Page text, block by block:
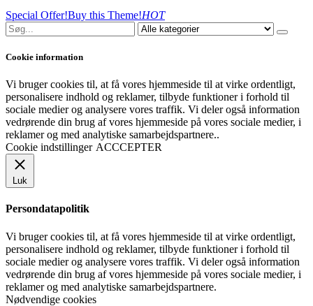
Special Offer!Buy this Theme!HOT
Cookie information
Vi bruger cookies til, at få vores hjemmeside til at virke ordentligt,
personalisere indhold og reklamer, tilbyde funktioner i forhold til
sociale medier og analysere vores traffik. Vi deler også information
vedrørende din brug af vores hjemmeside på vores sociale medier, i
reklamer og med analytiske samarbejdspartnere..
Cookie indstillinger ACCCEPTER
Luk
Persondatapolitik
Vi bruger cookies til, at få vores hjemmeside til at virke ordentligt,
personalisere indhold og reklamer, tilbyde funktioner i forhold til
sociale medier og analysere vores traffik. Vi deler også information
vedrørende din brug af vores hjemmeside på vores sociale medier, i
reklamer og med analytiske samarbejdspartnere.
Nødvendige cookies